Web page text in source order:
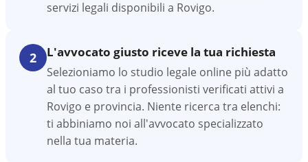
servizi legali disponibili a Rovigo.
2 L'avvocato giusto riceve la tua richiesta
Selezioniamo lo studio legale online più adatto
al tuo caso tra i professionisti verificati attivi a
Rovigo e provincia. Niente ricerca tra elenchi:
ti abbiniamo noi all'avvocato specializzato
nella tua materia.